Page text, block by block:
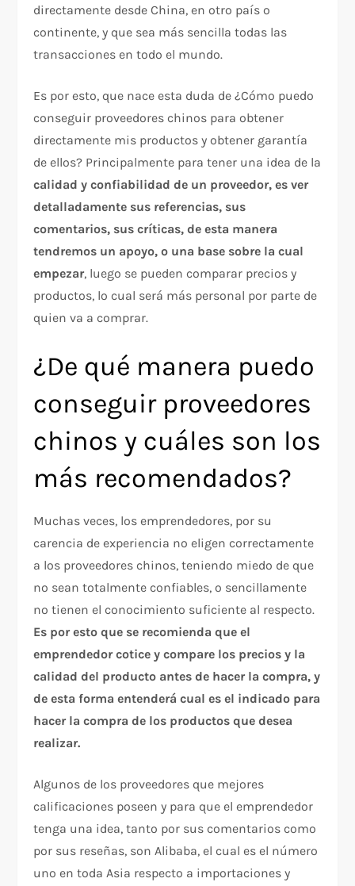
directamente desde China, en otro país o
continente, y que sea más sencilla todas las
transacciones en todo el mundo.
Es por esto, que nace esta duda de ¿Cómo puedo
conseguir proveedores chinos para obtener
directamente mis productos y obtener garantía
de ellos? Principalmente para tener una idea de la
calidad y confiabilidad de un proveedor, es ver
detalladamente sus referencias, sus
comentarios, sus críticas, de esta manera
tendremos un apoyo, o una base sobre la cual
empezar, luego se pueden comparar precios y
productos, lo cual será más personal por parte de
quien va a comprar.
¿De qué manera puedo
conseguir proveedores
chinos y cuáles son los
más recomendados?
Muchas veces, los emprendedores, por su
carencia de experiencia no eligen correctamente
a los proveedores chinos, teniendo miedo de que
no sean totalmente confiables, o sencillamente
no tienen el conocimiento suficiente al respecto.
Es por esto que se recomienda que el
emprendedor cotice y compare los precios y la
calidad del producto antes de hacer la compra, y
de esta forma entenderá cual es el indicado para
hacer la compra de los productos que desea
realizar.
Algunos de los proveedores que mejores
calificaciones poseen y para que el emprendedor
tenga una idea, tanto por sus comentarios como
por sus reseñas, son Alibaba, el cual es el número
uno en toda Asia respecto a importaciones y